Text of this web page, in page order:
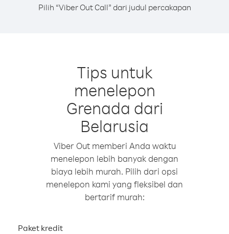
Pilih “Viber Out Call” dari judul percakapan
Tips untuk
menelepon
Grenada dari
Belarusia
Viber Out memberi Anda waktu
menelepon lebih banyak dengan
biaya lebih murah. Pilih dari opsi
menelepon kami yang fleksibel dan
bertarif murah:
Paket kredit